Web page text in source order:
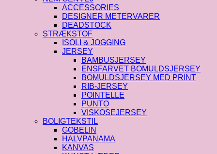
ACCESSORIES
DESIGNER METERVARER
DEADSTOCK
STRÆKSTOF
ISOLI & JOGGING
JERSEY
BAMBUSJERSEY
ENSFARVET BOMULDSJERSEY
BOMULDSJERSEY MED PRINT
RIB-JERSEY
POINTELLE
PUNTO
VISKOSEJERSEY
BOLIGTEKSTIL
GOBELIN
HALVPANAMA
KANVAS